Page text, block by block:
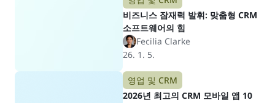
비즈니스 잠재력 발휘: 맞춤형 CRM
소프트웨어의 힘
Fecilia Clarke
26. 1. 5.
영업 및 CRM
2026년 최고의 CRM 모바일 앱 10